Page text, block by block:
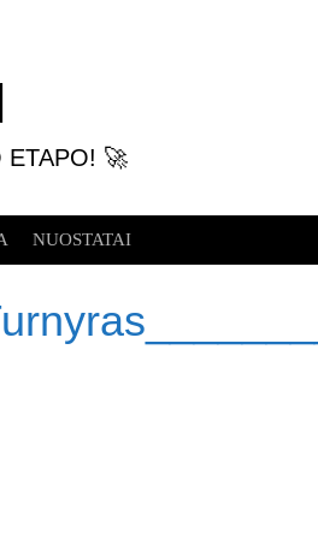
ETAPO! 🚀
NUOSTATAI